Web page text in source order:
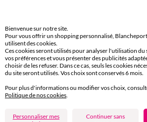
Maxi culotte Lot de
Paiement 100% sécurisé
Payez plus tard ou en plusieurs fois
Livraison express
Bienvenue sur notre site.
Pour vous offrir un shopping personnalisé,
utilisent des cookies.
Ces cookies seront utilisés pour analyser l'utilisation du
vos préférences et vous présenter des publicités
choisir de les refuser. Dans ce cas, seuls les cookies
du site seront utilisés. Vos choix sont conservés 6 mois.
Pour plus d'informations ou modifier vos choix,
Politique de nos cookies.
Personnaliser mes
Continuer sans